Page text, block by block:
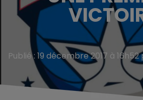
Publié : 19 décembre 2017 à